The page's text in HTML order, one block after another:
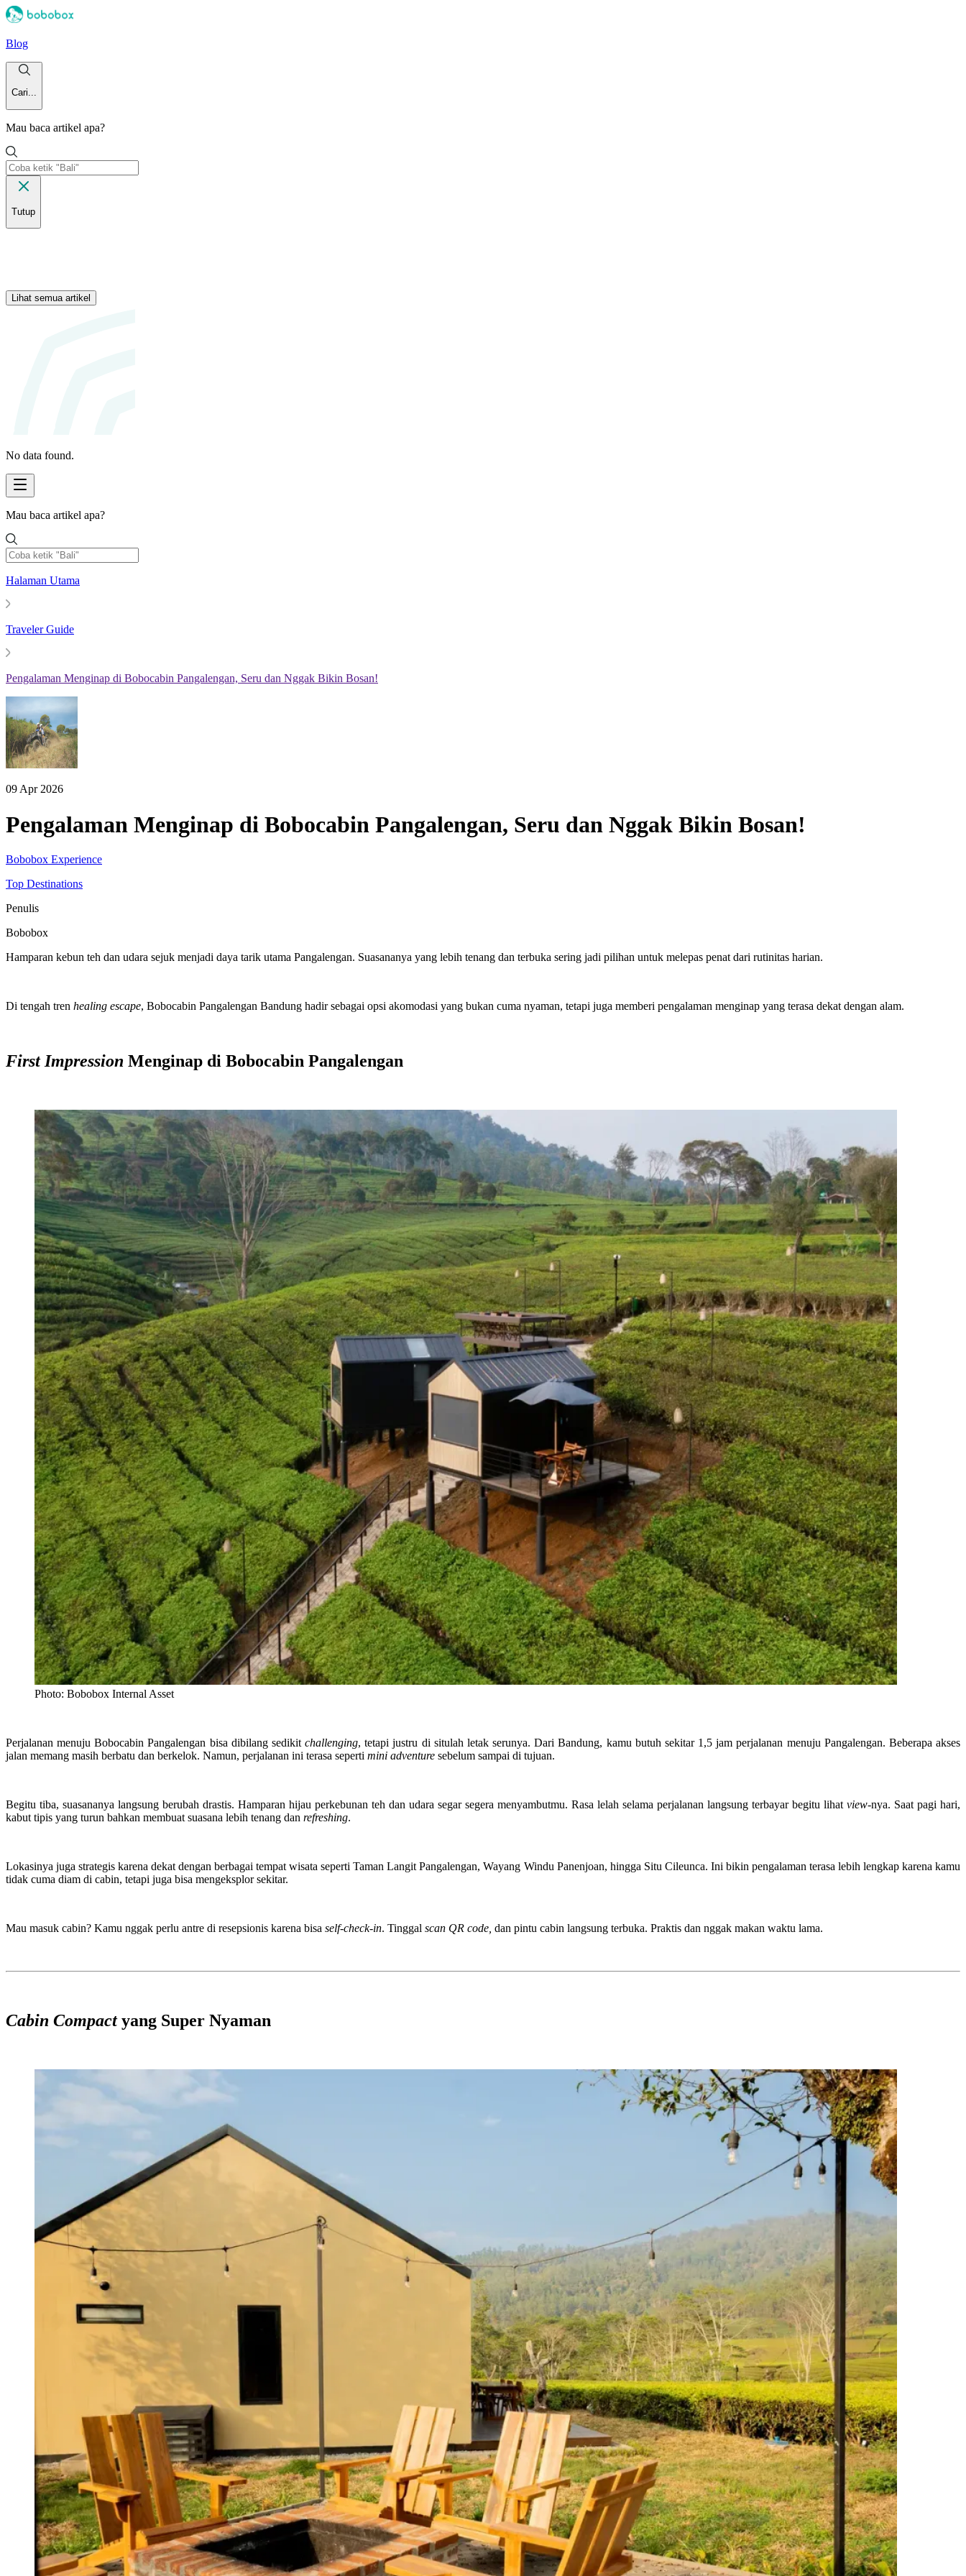
Blog
Cari...
Mau baca artikel apa?
Tutup
Lihat semua artikel
No data found.
Mau baca artikel apa?
Halaman Utama
Traveler Guide
Pengalaman Menginap di Bobocabin Pangalengan, Seru dan Nggak Bikin Bosan!
09 Apr 2026
Pengalaman Menginap di Bobocabin Pangalengan, Seru dan Nggak Bikin Bosan!
Bobobox Experience
Top Destinations
Penulis
Bobobox
Hamparan kebun teh dan udara sejuk menjadi daya tarik utama Pangalengan. Suasananya yang lebih tenang dan terbuka sering jadi pilihan untuk melepas penat dari rutinitas harian.
Di tengah tren healing escape, Bobocabin Pangalengan Bandung hadir sebagai opsi akomodasi yang bukan cuma nyaman, tetapi juga memberi pengalaman menginap yang terasa dekat dengan alam.
First Impression Menginap di Bobocabin Pangalengan
Photo: Bobobox Internal Asset
Perjalanan menuju Bobocabin Pangalengan bisa dibilang sedikitchallenging, tetapi justru di situlah letak serunya. Dari Bandung, kamu butuh sekitar 1,5 jam perjalanan menuju Pangalengan. Beberapa akses
jalan memang masih berbatu dan berkelok. Namun, perjalanan ini terasa seperti mini adventure sebelum sampai di tujuan.
Begitu tiba, suasananya langsung berubah drastis. Hamparan hijau perkebunan teh dan udara segar segera menyambutmu. Rasa lelah selama perjalanan langsung terbayar begitu lihat view-nya. Saat pagi hari,
kabut tipis yang turun bahkan membuat suasana lebih tenang dan refreshing.
Lokasinya juga strategis karena dekat dengan berbagai tempat wisata seperti Taman Langit Pangalengan, Wayang Windu Panenjoan, hingga Situ Cileunca. Ini bikin pengalaman terasa lebih lengkap karena kamu
tidak cuma diam di cabin, tetapi juga bisa mengeksplor sekitar.
Mau masuk cabin? Kamu nggak perlu antre di resepsionis karena bisa self-check-in. Tinggal scan QR code, dan pintu cabin langsung terbuka. Praktis dan nggak makan waktu lama.
Cabin Compactyang Super Nyaman